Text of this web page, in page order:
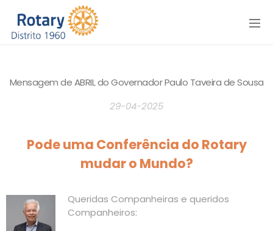
Menu
Mensagem de ABRIL do Governador Paulo Taveira de Sousa
29-04-2025
Pode uma Conferência do Rotary
mudar o Mundo?
Queridas Companheiras e queridos
Companheiros: